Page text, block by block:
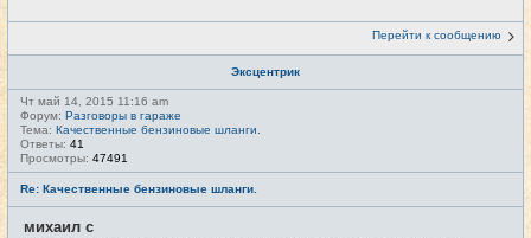
Перейти к сообщению
Эксцентрик
Чт май 14, 2015 11:16 am
Форум: Разговоры в гараже
Тема: Качественные бензиновые шланги.
Ответы: 41
Просмотры: 47491
Re: Качественные бензиновые шланги.
михаил с